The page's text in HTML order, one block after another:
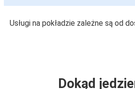
Usługi na pokładzie zależne są od
Dokąd